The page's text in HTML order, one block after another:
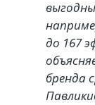
до 167
бренда